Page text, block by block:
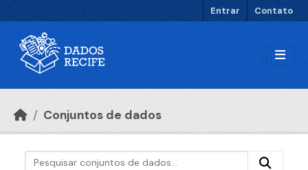
Entrar Contato
Conjuntos de dados